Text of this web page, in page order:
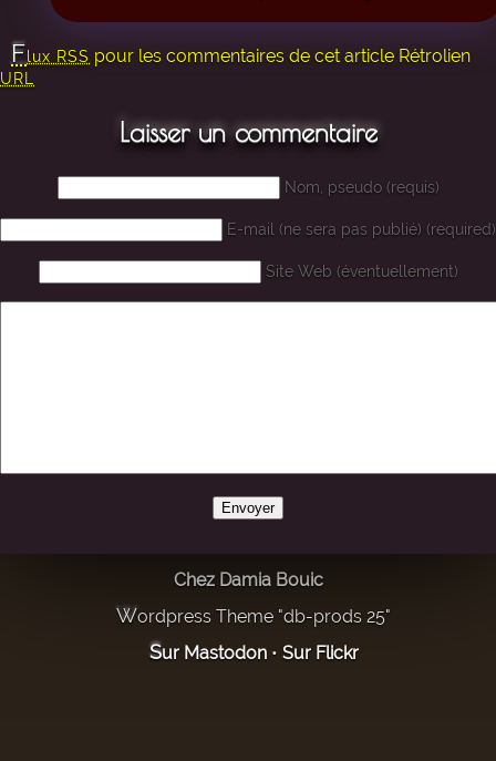
Flux RSS pour les commentaires de cet article Rétrolien
URL
Laisser un commentaire
Nom, pseudo (requis)
E-mail (ne sera pas publié) (required)
Site Web (éventuellement)
Chez Damia Bouic
Wordpress Theme "db-prods 25"
Sur Mastodon• Sur Flickr